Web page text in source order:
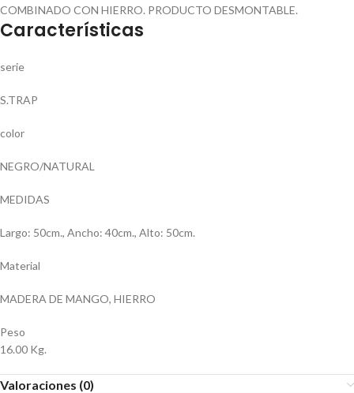
COMBINADO CON HIERRO. PRODUCTO DESMONTABLE.
Características
serie
S.TRAP
color
NEGRO/NATURAL
MEDIDAS
Largo: 50cm., Ancho: 40cm., Alto: 50cm.
Material
MADERA DE MANGO, HIERRO
Peso
16.00 Kg.
Valoraciones (0)